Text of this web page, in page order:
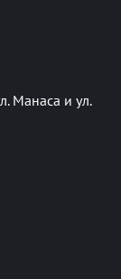
Манаса и ул.